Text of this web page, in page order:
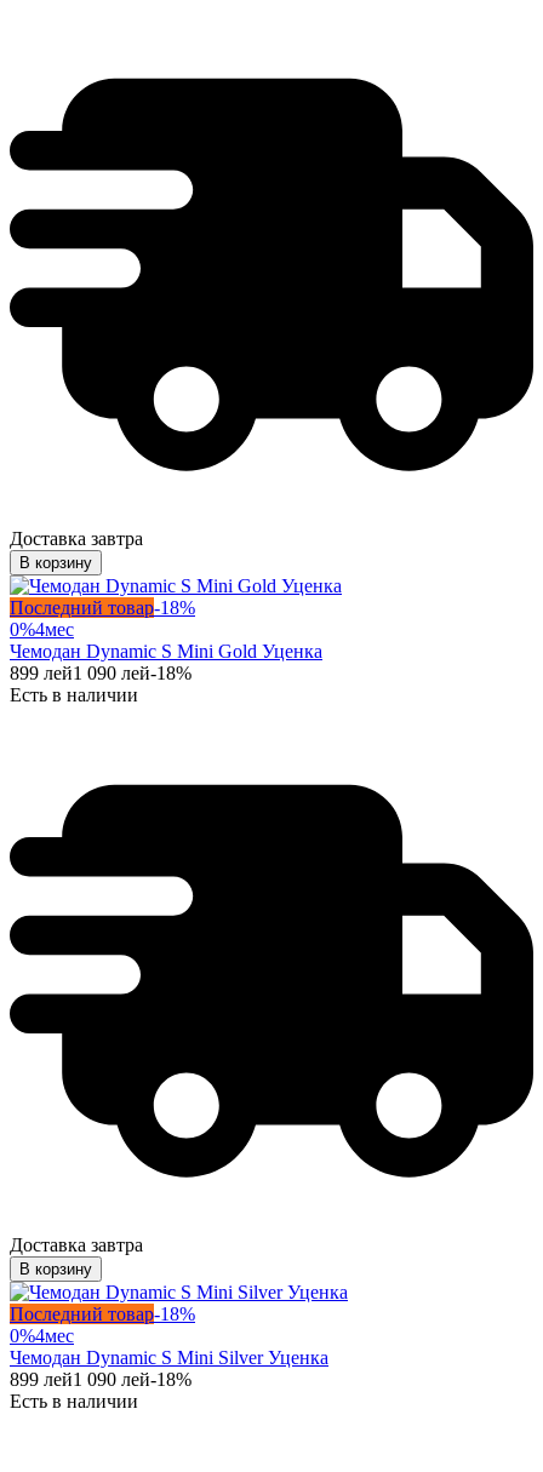
Доставка завтра
В корзину
Последний товар-18%
0%4мес
Чемодан Dynamic S Mini Gold Уценка
899 лей1 090 лей-18%
Есть в наличии
Доставка завтра
В корзину
Последний товар-18%
0%4мес
Чемодан Dynamic S Mini Silver Уценка
899 лей1 090 лей-18%
Есть в наличии